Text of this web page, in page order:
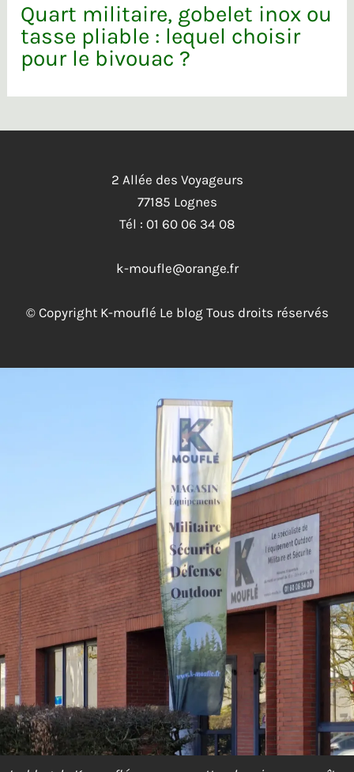
Quart militaire, gobelet inox ou
tasse pliable : lequel choisir
pour le bivouac ?
2 Allée des Voyageurs
77185 Lognes
Tél : 01 60 06 34 08
k-moufle@orange.fr
© Copyright K-mouflé Le blog Tous droits réservés